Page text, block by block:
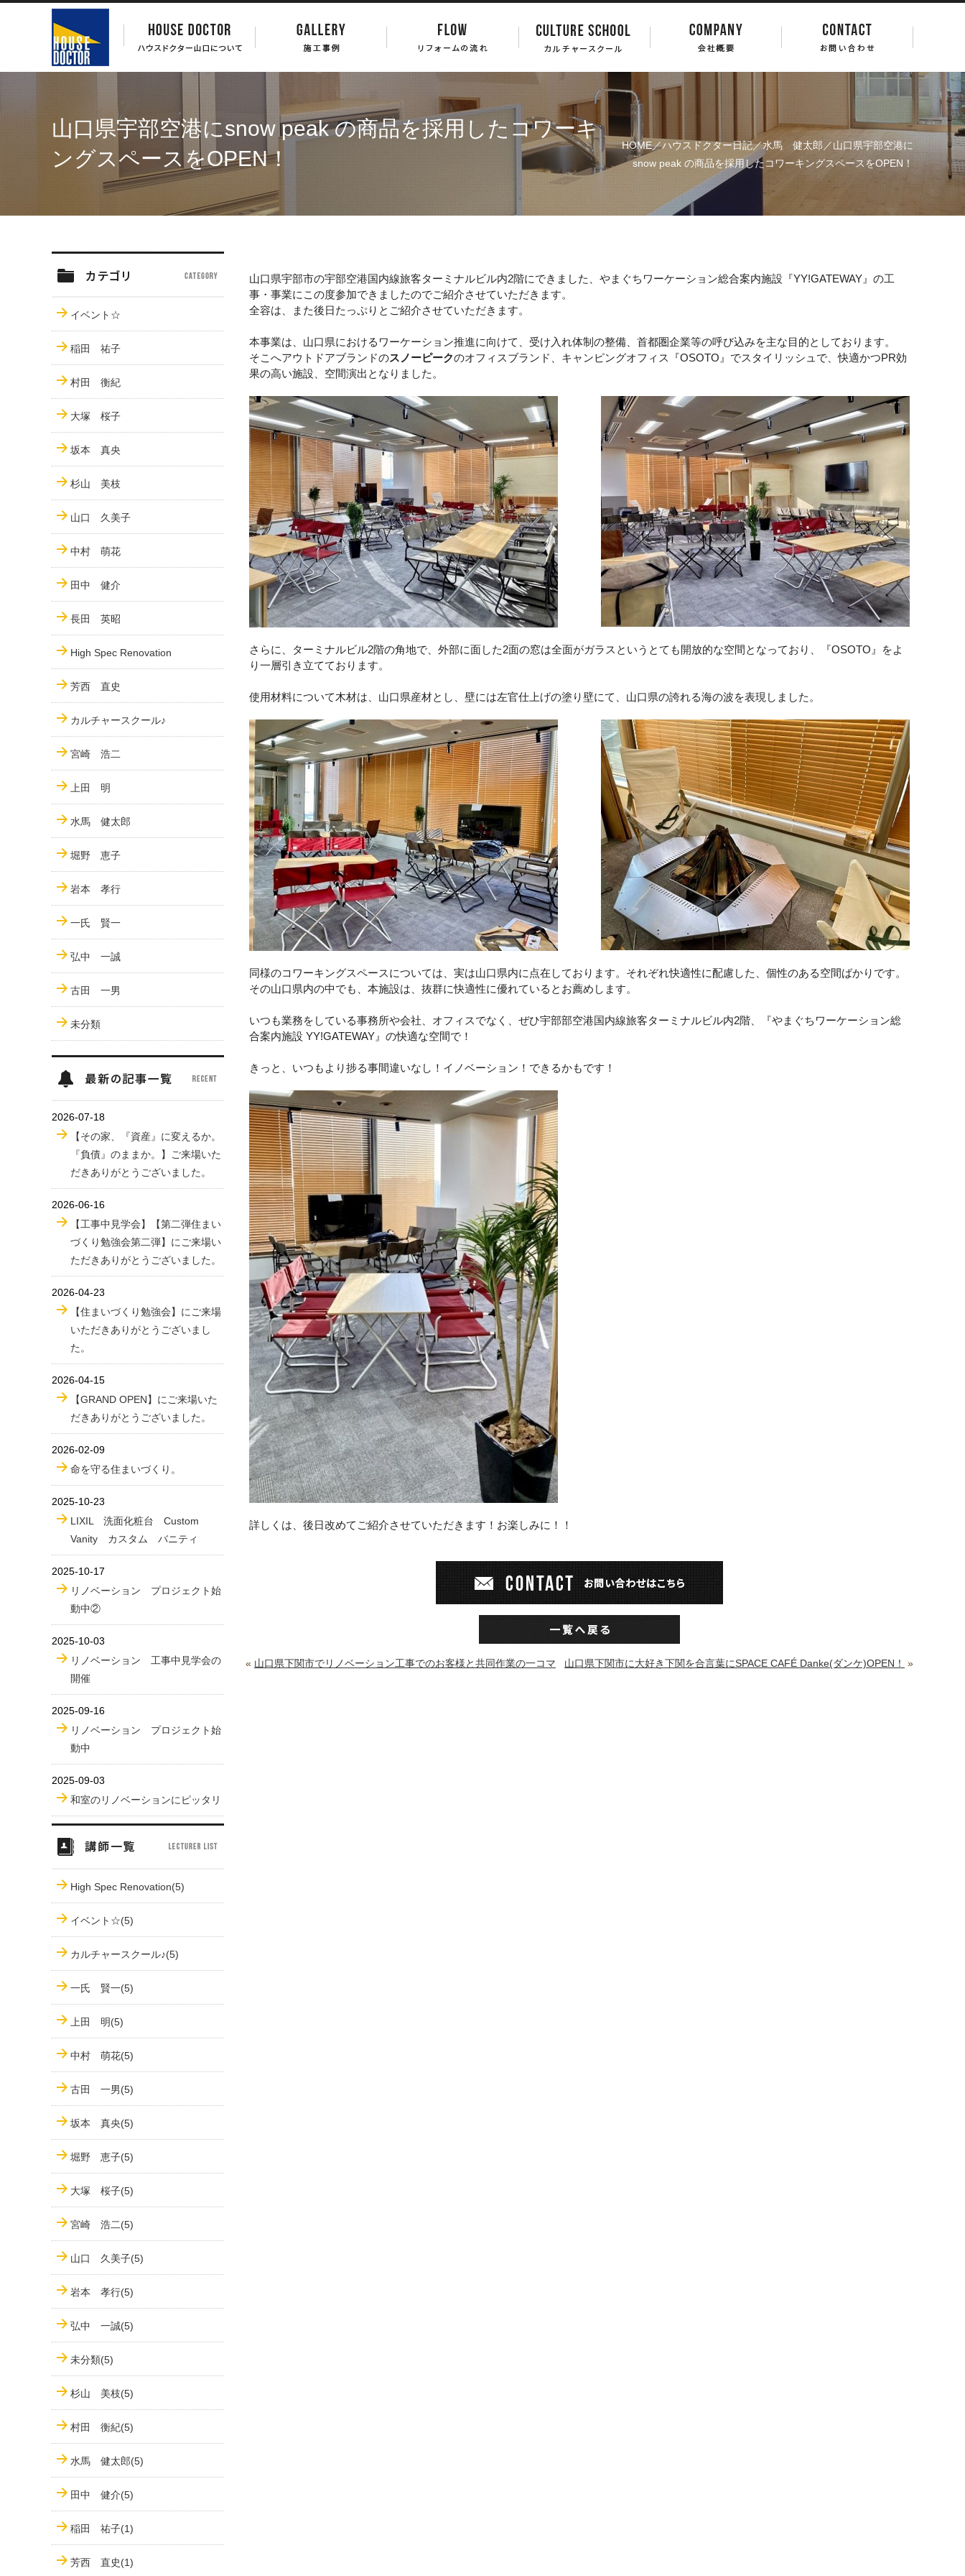
山口県宇部空港にsnow peak の商品を採用したコワーキ
ングスペースをOPEN！
HOME／ハウスドクター日記／水馬 健太郎 ／山口県宇部空港に
snow peak の商品を採用したコワーキングスペースをOPEN！
山口県宇部市の宇部空港国内線旅客ターミナルビル内2階にできました、やまぐちワーケーション総合案内施設『YY!GATEWAY』 の工
事・事業にこの度参加できましたのでご紹介させていただきます。
全容は、また後日たっぷりとご紹介させていただきます。
本事業は、山口県におけるワーケーション推進に向けて、受け入れ体制の整備、首都圏企業等の呼び込みを主な目的としております。
そこへアウトドアブランドのスノーピークのオフィスブランド、キャンピングオフィス『OSOTO 』でスタイリッシュで、快適かつPR効
果の高い施設、空間演出となりました。
さらに、ターミナルビル2階の角地で、外部に面した2面の窓は全面がガラスというとても開放的な空間となっており、『OSOTO』
をよ
り一層引き立てております。
使用材料について木材は、山口県産材とし、壁には左官仕上げの塗り壁にて、山口県の誇れる海の波を表現しました。
同様のコワーキングスペースについては、実は山口県内に点在しております。それぞれ快適性に配慮した、個性のある空間ばかりです。
その山口県内の中でも、本施設は、抜群に快適性に優れているとお薦めします。
いつも業務をしている事務所や会社、オフィスでなく、ぜひ宇部部空港国内線旅客ターミナルビル内2階、『やまぐちワーケーション総
合案内施設 YY!GATEWAY』の快適な空間で！
きっと、いつもより捗る事間違いなし！イノベーション！できるかもです！
詳しくは、後日改めてご紹介させていただきます！ お楽しみに！！
« 山口県下関市でリノベーション工事でのお客様と共同作業の一コマ 山口県下関市に大好き下関を合言葉にSPACE CAFÉ Danke(ダンケ)OPEN！ »
イベント☆
稲田 祐子
村田 衡紀
大塚 桜子
坂本 真央
杉山 美枝
山口 久美子
中村 萌花
田中 健介
長田 英昭
High Spec Renovation
芳西 直史
カルチャースクール♪
宮崎 浩二
上田 明
水馬 健太郎
堀野 恵子
岩本 孝行
一氏 賢一
弘中 一誠
古田 一男
未分類
2026-07-18
【その家、『資産』に変えるか。
『負債』のままか。】ご来場いた
だきありがとうございました。
2026-06-16
【工事中見学会】【第二弾住まい
づくり勉強会第二弾】にご来場い
ただきありがとうございました。
2026-04-23
【住まいづくり勉強会】にご来場
いただきありがとうございまし
た。
2026-04-15
【GRAND OPEN】にご来場いた
だきありがとうございました。
2026-02-09
命を守る住まいづくり。
2025-10-23
LIXIL 洗面化粧台 Custom
Vanity カスタム バニティ
2025-10-17
リノベーション プロジェクト始
動中②
2025-10-03
リノベーション 工事中見学会の
開催
2025-09-16
リノベーション プロジェクト始
動中
2025-09-03
和室のリノベーションにピッタリ
High Spec Renovation(5)
イベント☆(5)
カルチャースクール♪(5)
一氏 賢一(5)
上田 明(5)
中村 萌花(5)
古田 一男(5)
坂本 真央(5)
堀野 恵子(5)
大塚 桜子(5)
宮崎 浩二(5)
山口 久美子(5)
岩本 孝行(5)
弘中 一誠(5)
未分類(5)
杉山 美枝(5)
村田 衡紀(5)
水馬 健太郎(5)
田中 健介(5)
稲田 祐子(1)
芳西 直史(1)